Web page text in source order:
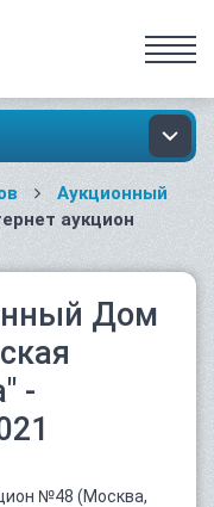
Аукционный
аукцион
Дом
-
№48 (Москва,